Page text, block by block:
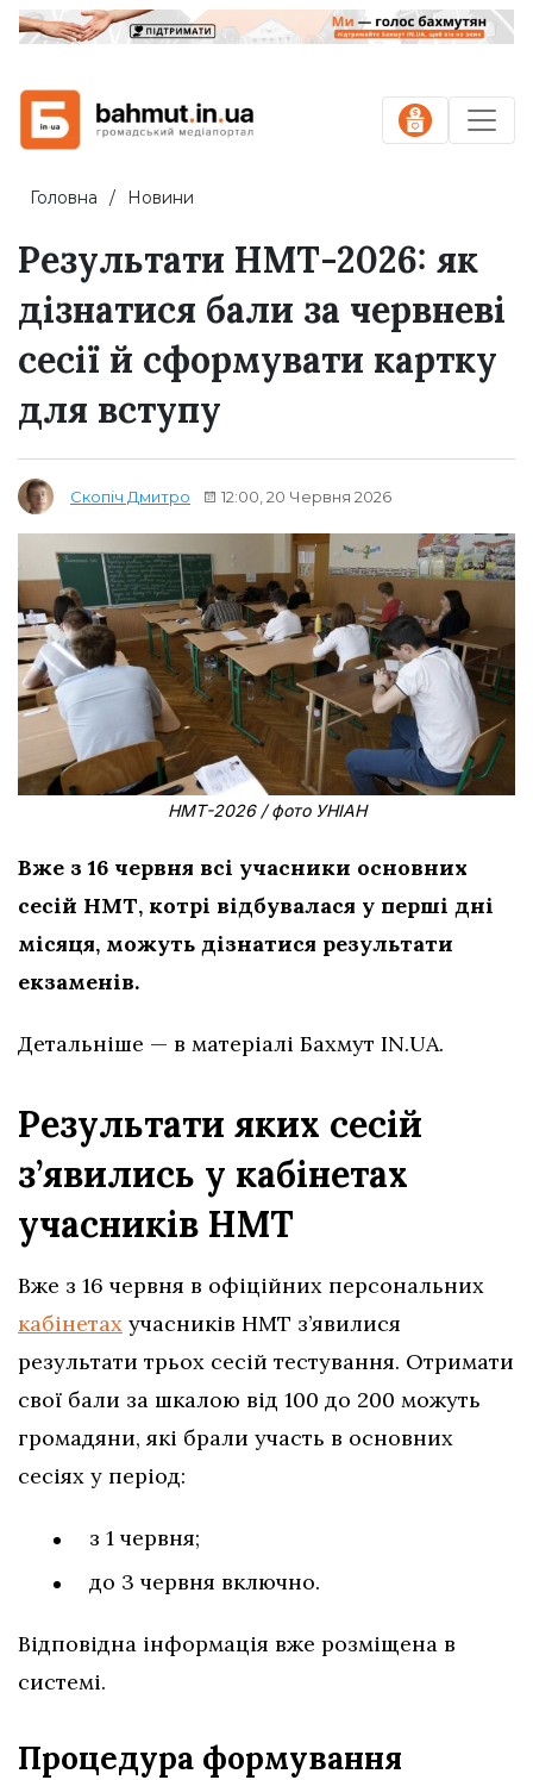
Головна Новини
Результати НМТ-2026: як
дізнатися бали за червневі
сесії й сформувати картку
для вступу
Скопіч Дмитро 12:00, 20 Червня 2026
НМТ-2026 / фото УНІАН
Вже з 16 червня всі учасники основних
сесій НМТ, котрі відбувалася у перші дні
місяця, можуть дізнатися результати
екзаменів.
Детальніше — в матеріалі Бахмут IN.UA.
Результати яких сесій
з’явились у кабінетах
учасників НМТ
Вже з 16 червня в офіційних персональних
кабінетах учасників НМТ з’явилися
результати трьох сесій тестування. Отримати
свої бали за шкалою від 100 до 200 можуть
громадяни, які брали участь в основних
сесіях у період:
з 1 червня;
до 3 червня включно.
Відповідна інформація вже розміщена в
системі.
Процедура формування